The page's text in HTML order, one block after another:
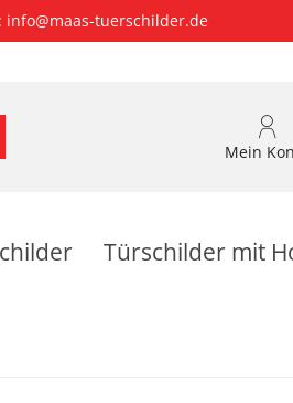
info@maas-tuerschilder.de
Mein
Türschilder mit